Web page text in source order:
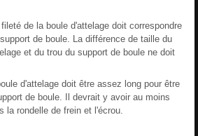
de la boule d'attelage doit correspondre
de boule. La différence de taille du
et du trou du support de boule ne doit
d'attelage doit être assez long pour être
de boule. Il devrait y avoir au moins
rondelle de frein et l'écrou.